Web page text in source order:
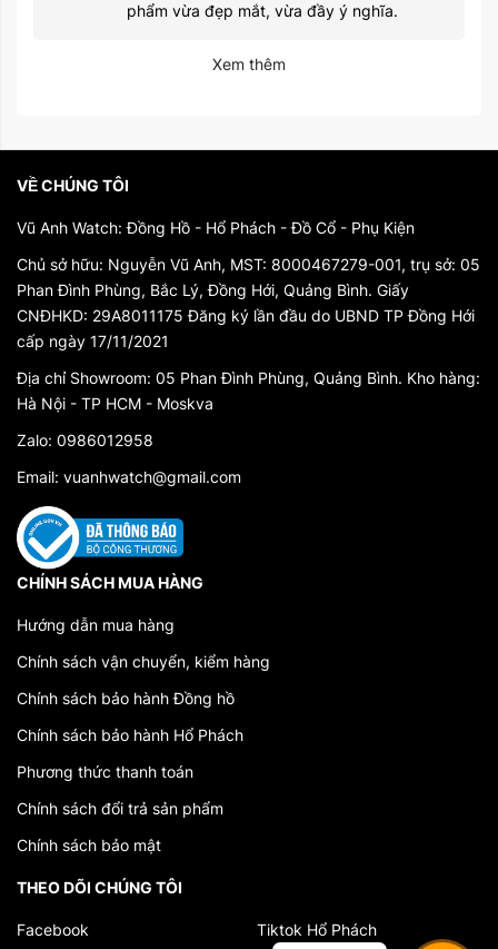
phẩm vừa đẹp mắt, vừa đầy ý nghĩa.
Xem thêm
VỀ CHÚNG TÔI
Vũ Anh Watch: Đồng Hồ - Hổ Phách - Đồ Cổ - Phụ Kiện
Chủ sở hữu: Nguyễn Vũ Anh, MST: 8000467279-001, trụ sở: 05
Phan Đình Phùng, Bắc Lý, Đồng Hới, Quảng Bình. Giấy
CNĐHKD: 29A8011175 Đăng ký lần đầu do UBND TP Đồng Hới
cấp ngày 17/11/2021
Địa chỉ Showroom: 05 Phan Đình Phùng, Quảng Bình. Kho hàng:
Hà Nội - TP HCM - Moskva
Zalo: 0986012958
Email: vuanhwatch@gmail.com
CHÍNH SÁCH MUA HÀNG
Hướng dẫn mua hàng
Chính sách vận chuyển, kiểm hàng
Chính sách bảo hành Đồng hồ
Chính sách bảo hành Hổ Phách
Phương thức thanh toán
Chính sách đổi trả sản phẩm
Chính sách bảo mật
THEO DÕI CHÚNG TÔI
Facebook Tiktok Hổ Phách